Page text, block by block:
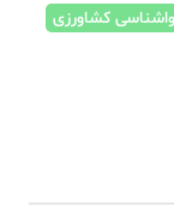
کشاورزی